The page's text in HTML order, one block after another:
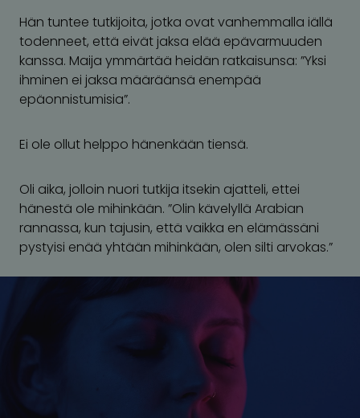
Hän tuntee tutkijoita, jotka ovat vanhemmalla iällä
todenneet, että eivät jaksa elää epävarmuuden
kanssa. Maija ymmärtää heidän ratkaisunsa: ”Yksi
ihminen ei jaksa määräänsä enempää
epäonnistumisia”.
Ei ole ollut helppo hänenkään tiensä.
Oli aika, jolloin nuori tutkija itsekin ajatteli, ettei
hänestä ole mihinkään. ”Olin kävelyllä Arabian
rannassa, kun tajusin, että vaikka en elämässäni
pystyisi enää yhtään mihinkään, olen silti arvokas.”